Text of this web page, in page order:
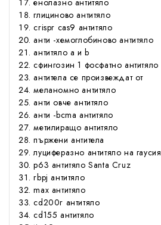
енолазно антитяло
глициново антитяло
crispr cas9 антитяло
анти -хемоглобиново антитяло
антитяло а и b
сфингозин 1 фосфатно антитяло
антитела се произвеждат от
меланомно антитяло
анти овче антитяло
анти -bcma антитяло
метилиращо антитяло
пържени антитела
луциферазно антитяло на гаусия
p63 антитяло Santa Cruz
rbpj антитяло
max антитяло
cd200r антитяло
cd155 антитяло